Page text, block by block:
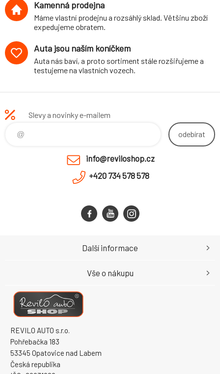
Kamenná prodejna
Máme vlastní prodejnu a rozsáhlý sklad. Většinu zboží
expedujeme obratem.
Auta jsou naším koníčkem
Auta nás baví, a proto sortiment stále rozšiřujeme a
testujeme na vlastních vozech.
Slevy a novinky e-mailem
odebírat
info@reviloshop.cz
+420 734 578 578
REVILO AUTO s.r.o.
Pohřebačka 183
53345 Opatovice nad Labem
Česká republika
Další informace
Vše o nákupu